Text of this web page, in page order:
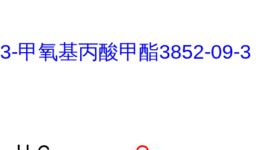
3-甲氧基丙酸甲酯3852-09-3